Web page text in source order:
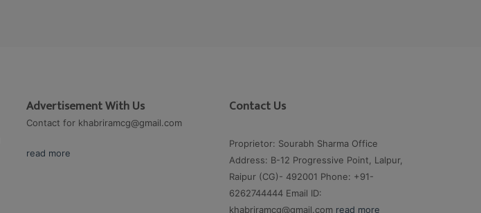
Advertisement With Us
Contact for khabriramcg@gmail.com
read more
Contact Us
Proprietor: Sourabh Sharma Office
Address: B-12 Progressive Point, Lalpur,
Raipur (CG)- 492001 Phone: +91-
6262744444 Email ID:
khabriramcg@gmail.com read more